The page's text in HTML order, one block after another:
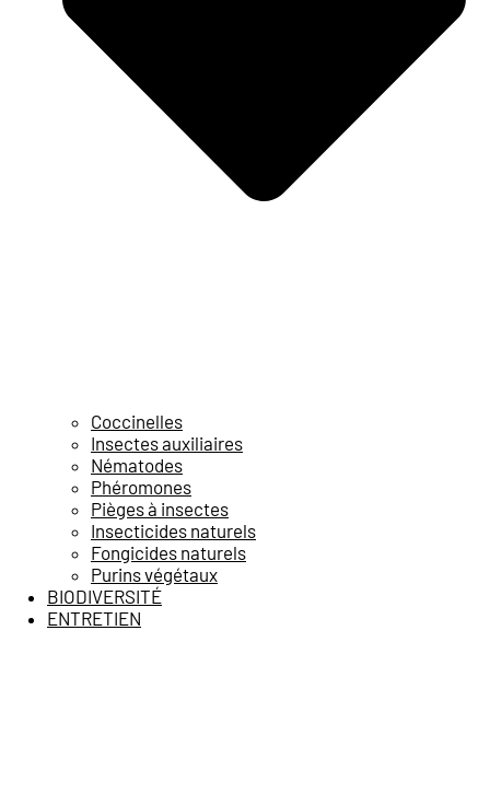
Coccinelles
Insectes auxiliaires
Nématodes
Phéromones
Pièges à insectes
Insecticides naturels
Fongicides naturels
Purins végétaux
BIODIVERSITÉ
ENTRETIEN